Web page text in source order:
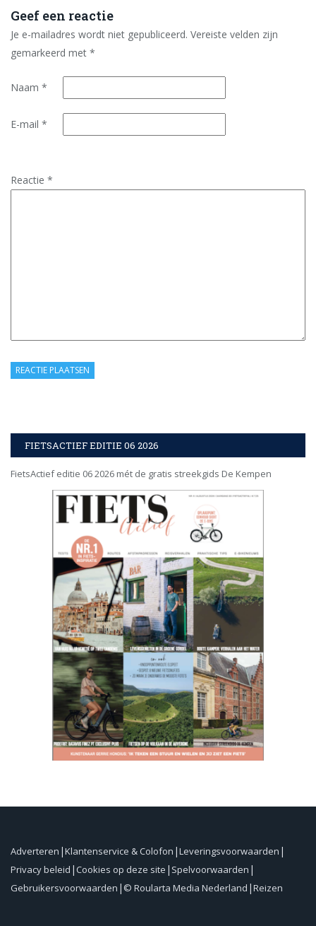
Geef een reactie
Je e-mailadres wordt niet gepubliceerd. Vereiste velden zijn
gemarkeerd met *
Naam *
E-mail *
Reactie *
FIETSACTIEF EDITIE 06 2026
FietsActief editie 06 2026 mét de gratis streekgids De Kempen
Adverteren Klantenservice & Colofon Leveringsvoorwaarden
Privacy beleid Cookies op deze site Spelvoorwaarden
Gebruikersvoorwaarden © Roularta Media Nederland Reizen